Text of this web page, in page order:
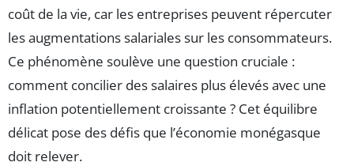
coût de la vie, car les entreprises peuvent répercuter
les augmentations salariales sur les consommateurs.
Ce phénomène soulève une question cruciale :
comment concilier des salaires plus élevés avec une
inflation potentiellement croissante ? Cet équilibre
délicat pose des défis que l’économie monégasque
doit relever.